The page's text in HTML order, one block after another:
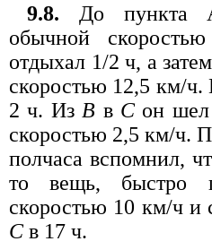
9.8. До пункта
обычной
отдыхал 1/2 ч, а
скоростью 12,5 км/ч.
2 ч. Из В в С он шел
скоростью 2,5 км/ч.
полчаса вспомнил,
то вещь, быстро
скоростью 10 км/ч и
С в 17 ч.